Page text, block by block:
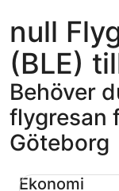
null
(BLE)
Behöver
flygresan
Göteborg
Ekonomi
Ekonomi